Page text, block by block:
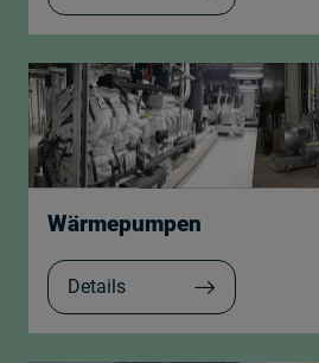
Wärmepumpen
Details